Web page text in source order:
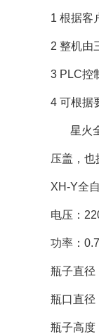
1 根据客
2 整机由
3 PLC控
4 可根据
星火全
压盖，也
XH-Y全
电压：
功率：
瓶子直径
瓶口直径
瓶子高度